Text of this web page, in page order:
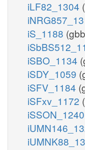
iLF82_1304
iS_1188
iSBO_1134
iSDY_1059
iSFV_1184
iSFxv_1172
iSSON_1240